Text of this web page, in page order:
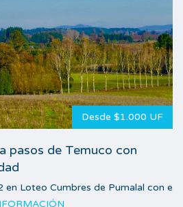
Desde $1.000 UF
pasos de Temuco con
en Loteo Cumbres de Pumalal con e